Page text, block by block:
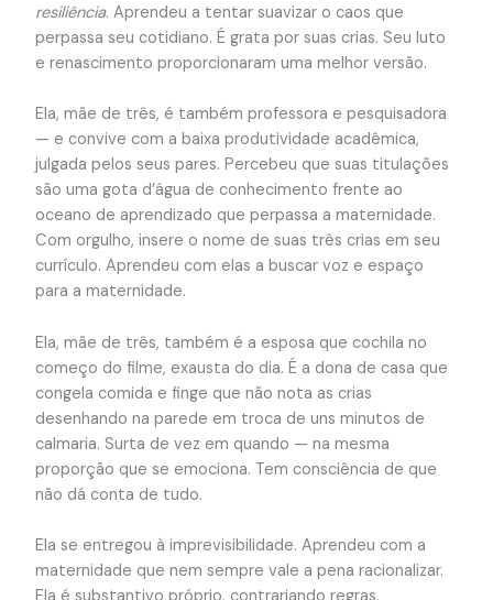
resiliência. Aprendeu a tentar suavizar o caos que
perpassa seu cotidiano. É grata por suas crias. Seu luto
e renascimento proporcionaram uma melhor versão.
Ela, mãe de três, é também professora e pesquisadora
— e convive com a baixa produtividade acadêmica,
julgada pelos seus pares. Percebeu que suas titulações
são uma gota d’água de conhecimento frente ao
oceano de aprendizado que perpassa a maternidade.
Com orgulho, insere o nome de suas três crias em seu
currículo. Aprendeu com elas a buscar voz e espaço
para a maternidade.
Ela, mãe de três, também é a esposa que cochila no
começo do filme, exausta do dia. É a dona de casa que
congela comida e finge que não nota as crias
desenhando na parede em troca de uns minutos de
calmaria. Surta de vez em quando — na mesma
proporção que se emociona. Tem consciência de que
não dá conta de tudo.
Ela se entregou à imprevisibilidade. Aprendeu com a
maternidade que nem sempre vale a pena racionalizar.